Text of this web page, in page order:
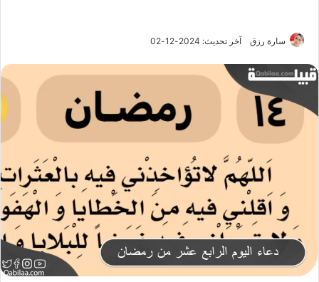
سارة رزق آخر تحديث: 2024-12-02